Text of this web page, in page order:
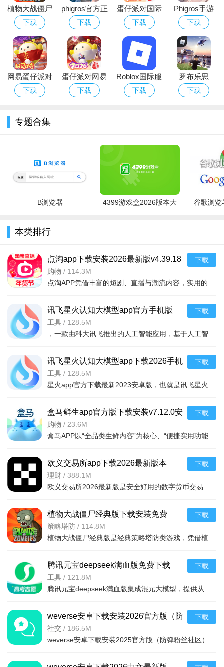
这是一款非常有趣的休闲闯关游戏，在游戏里有大量的篮球
比赛，每一场比赛给玩家带来了更多的经验技能提升，还可以寻
找更多的工具帮助更好地闯关成功，游戏玩起来是非常有趣的，
风格更加独特，内容丰富多彩，挑战大量的关卡，在不断的挑战
中获得丰厚的奖励，还可能获得冠军的奖牌。
指尖篮球是一款街头竞技类游戏，简单的点击画风，控制篮
分数，游戏还支持玩家PK对战玩法。喜欢指尖篮球系列的朋友们
不妨试试吧。
植物大战僵尸
经典版下载安
装免费
下载
phigros官方正
版下载2026最
新版安卓版
下载
蛋仔派对国际
服Eggy Party
下载官方最新
下载
Phigros手游
官方下载最新
版本
下载
网易蛋仔派对
游戏免费版下
下载
蛋仔派对网易
版下载安卓正
下载
Roblox国际服
下载中文版游
下载
罗布乐思
roblox中文版
下载
专题合集
B浏览器
4399游戏盒2026版本大
谷歌浏览
本类排行
点淘app下载安装2026最新版v4.39.18
官方版
购物 / 114.3M
下载
讯飞星火认知大模型app官方手机版
v5.6.1安卓版
工具 / 128.5M
下载
讯飞星火认知大模型app下载2026手机
版v5.6.1安卓最新版
工具 / 128.5M
下载
盒马鲜生app官方版下载安装v7.12.0安
卓版
购物 / 23.6M
下载
欧义交易所app下载2026最新版本
v6.165.0最新版
理财 / 388.1M
下载
植物大战僵尸经典版下载安装免费
v3.15.0安卓版
策略塔防 / 114.8M
下载
腾讯元宝deepseek满血版免费下载
v2.63.0安卓版
工具 / 121.8M
下载
weverse安卓下载安装2026官方版（防
弹粉丝社区）v3.13.1官方最新版
社交 / 186.5M
下载